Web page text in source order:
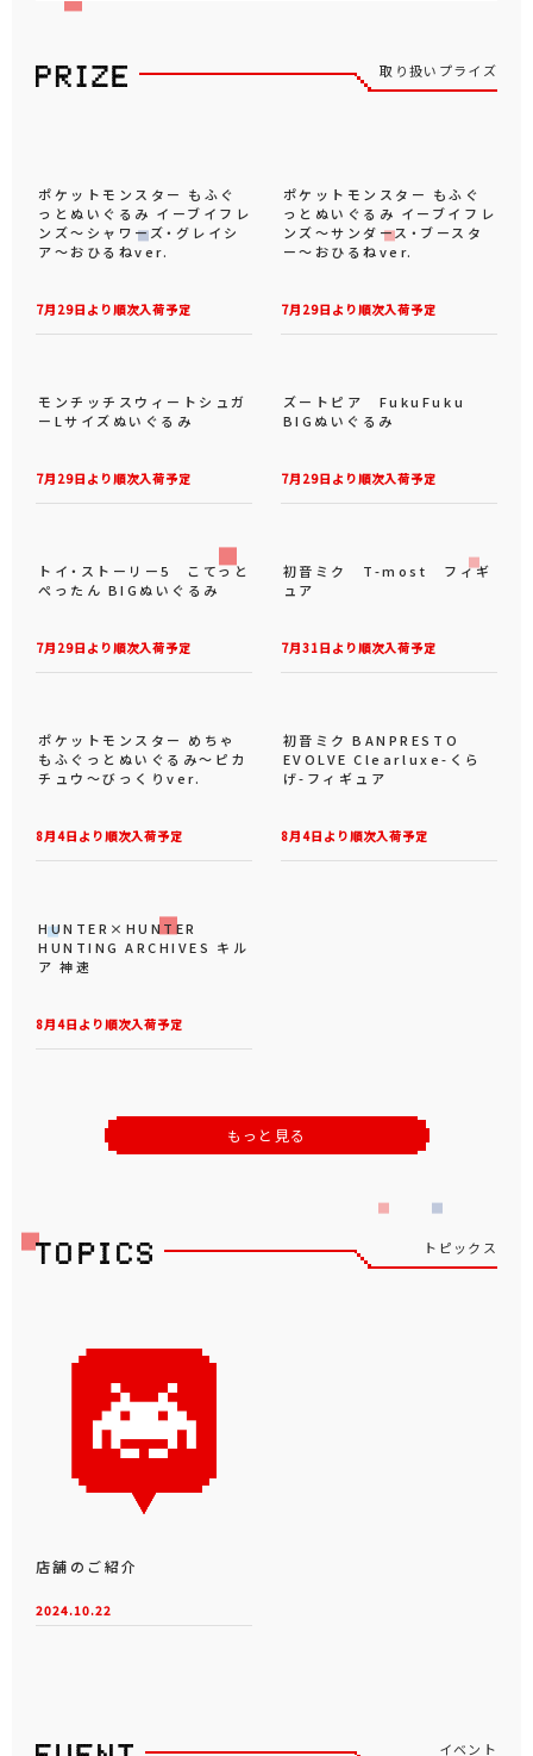
取り扱いプライズ
7月29日より順次入荷予定
ポケットモンスター もふぐ
っとぬいぐるみ イーブイフレ
ンズ～シャワーズ・グレイシ
ア～おひるねver.
7月29日より順次入荷予定
ポケットモンスター もふぐ
っとぬいぐるみ イーブイフレ
ンズ～サンダース・ブースタ
ー～おひるねver.
7月29日より順次入荷予定
モンチッチスウィートシュガ
ーLサイズぬいぐるみ
7月29日より順次入荷予定
ズートピア FukuFuku
BIGぬいぐるみ
7月29日より順次入荷予定
トイ・ストーリー5 こてっと
ぺったん BIGぬいぐるみ
7月31日より順次入荷予定
初音ミク T-most フィギ
ュア
8月4日より順次入荷予定
ポケットモンスター めちゃ
もふぐっとぬいぐるみ～ピカ
チュウ～びっくりver.
8月4日より順次入荷予定
初音ミク BANPRESTO
EVOLVE Clearluxe-くら
げ-フィギュア
8月4日より順次入荷予定
HUNTER×HUNTER
HUNTING ARCHIVES キル
ア 神速
もっと見る
トピックス
店舗のご紹介
2024.10.22
イベント